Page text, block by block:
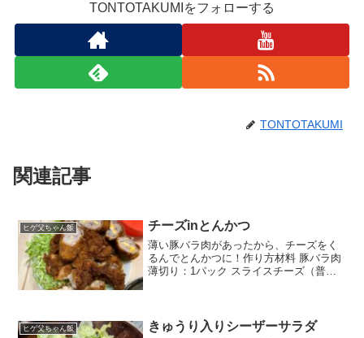
TONTOTAKUMIをフォローする
TONTOTAKUMI
関連記事
ヒゲ父ちゃん飯 チーズinとんかつ
薄い豚バラ肉があったから、チーズをく
るんでとんかつに！作り方材料 豚バラ肉
薄切り：1パック スライスチーズ（普通
粉：たっ...
ヒゲ父ちゃん飯 きゅうり入りシーザーサラダ